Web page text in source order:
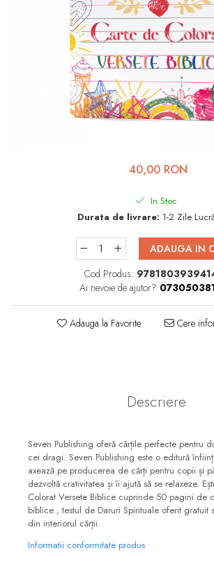
Viața de Familie
Prietenie, Logodnă și
Cărți de Colorat
Păstorirea Bisericii
Conducerea și Păstorirea
Consiliere
Biblice
Finanțe
Romane, Nuvele și Povestiri
Biografii
Reviste
40,00 RON
In Stoc
Durata de livrare: 1-2 Zile
ADAUGA IN
Cod Produs:
Ai nevoie de ajutor?
Adauga la Favorite Cere
Descriere
Seven Publishing oferă cărțile perfecte pentru
cei dragi. Seven Publishing este o editură
axează pe producerea de cărți pentru copii și
dezvoltă crativitatea și îi ajută să se relaxeze.
Colorat Versete Biblice cuprinde 50 pagini de
biblice , testul de Daruri Spirituale oferit gratuit
din interiorul cărții.
Informatii conformitate produs